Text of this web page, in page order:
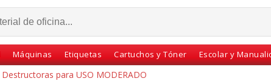
Máquinas Etiquetas Cartuchos y Tóner Escolar y
Destructoras para USO MODERADO